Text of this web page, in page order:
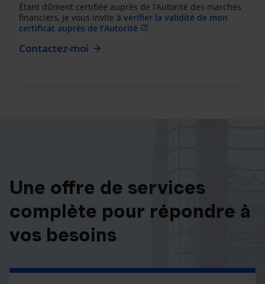
Étant dûment certifiée auprès de l’Autorité des marchés
financiers, je vous invite à vérifier la validité de mon
certificat auprès de l’Autorité
Contactez-moi
Une offre de services
complète pour répondre à
vos besoins